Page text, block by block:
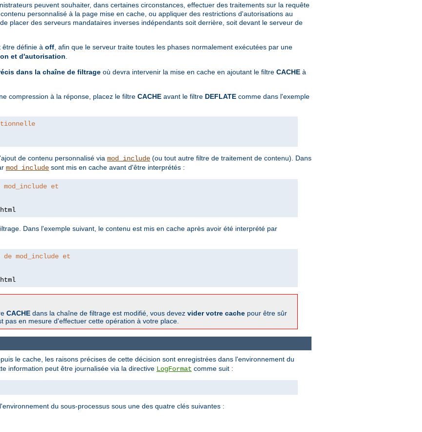
peuvent souhaiter, dans certaines circonstances, effectuer des traitements sur la requête
personnalisé à la page mise en cache, ou appliquer des restrictions d'autorisations au
placer des serveurs mandataires inverses indépendants soit derrière, soit devant le serveur de
être définie à off , afin que le serveur traite toutes les phases normalement exécutées par une
et d'autorisation
dans la chaîne de filtrage où devra intervenir la mise en cache en ajoutant le filtre CACHE à
compression à la réponse, placez le filtre CACHE avant le filtre DEFLATE comme dans l'exemple
de contenu personnalisé via mod_include (ou tout autre filtre de traitement de contenu). Dans
mod_include sont mis en cache avant d'être interprétés :
et
html
Dans l'exemple suivant, le contenu est mis en cache après avoir été interprété par
mod_include et
html
CACHE dans la chaîne de filtrage est modifié, vous devez vider votre cache pour être sûr
pas en mesure d'effectuer cette opération à votre place.
le cache, les raisons précises de cette décision sont enregistrées dans l'environnement du
information peut être journalisée via la directive LogFormat comme suit :
du sous-processus sous une des quatre clés suivantes :